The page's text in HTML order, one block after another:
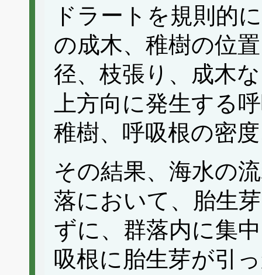
ドラートを規則的
の成木、稚樹の位
径、枝張り、成木
上方向に発生する
稚樹、呼吸根の密
その結果、海水の
落において、胎生
ずに、群落内に集
吸根に胎生芽が引